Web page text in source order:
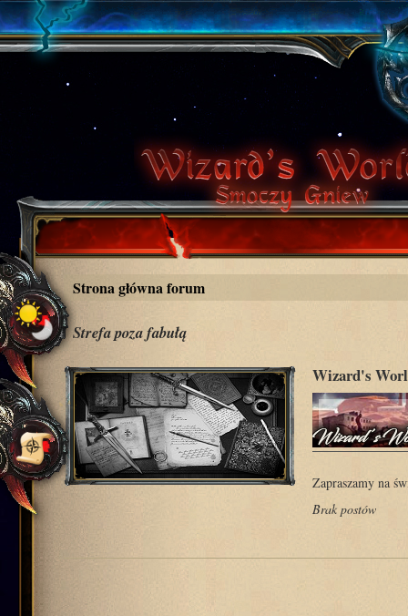
Strona główna forum
Strefa poza fabułą
Wizard's
Zapraszamy na
Brak postów